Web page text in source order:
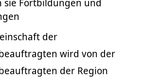
der
wird von der
der Region